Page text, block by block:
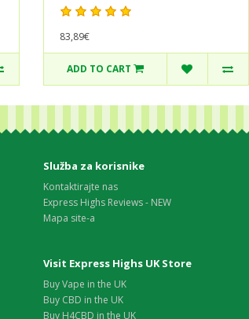
83,89€
ADD TO CART
Služba za korisnike
Kontaktirajte nas
Express Highs Reviews - NEW
Mapa site-a
Visit Express Highs UK Store
Buy Vape in the UK
Buy CBD in the UK
Buy H4CBD in the UK